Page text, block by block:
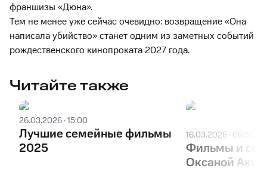
франшизы «Дюна».
Тем не менее уже сейчас очевидно: возвращение «Она
написала убийство» станет одним из заметных событий
рождественского кинопроката 2027 года.
Читайте также
26.03.2026 · 15:00
Лучшие семейные фильмы
2025
16.03.2026 · 06:50
Фильмы и
Оксаной